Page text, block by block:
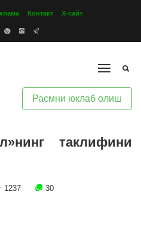
Контакт Х-сайт
Расмни юклаб олиш
таклифини
1237 30